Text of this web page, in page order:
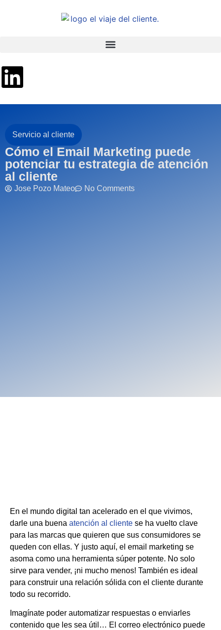
Servicio al cliente
Cómo el Email Marketing puede
potenciar tu estrategia de atención
al cliente
Jose Pozo Mateo No Comments
En el mundo digital tan acelerado en el que vivimos,
darle una buena atención al cliente se ha vuelto clave
para las marcas que quieren que sus consumidores se
queden con ellas. Y justo aquí, el email marketing se
asoma como una herramienta súper potente. No solo
sirve para vender, ¡ni mucho menos! También es ideal
para construir una relación sólida con el cliente durante
todo su recorrido.
Imagínate poder automatizar respuestas o enviarles
contenido que les sea útil… El correo electrónico puede